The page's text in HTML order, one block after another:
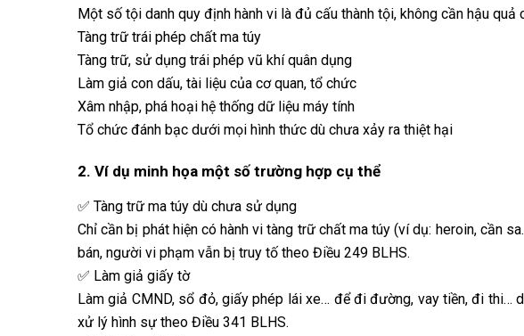
Một số tội danh quy định hành vi là đủ cấu thành tội, không cần hậu quả
Tàng trữ trái phép chất ma túy
Tàng trữ, sử dụng trái phép vũ khí quân dụng
Làm giả con dấu, tài liệu của cơ quan, tổ chức
Xâm nhập, phá hoại hệ thống dữ liệu máy tính
Tổ chức đánh bạc dưới mọi hình thức dù chưa xảy ra thiệt hại
2. Ví dụ minh họa một số trường hợp cụ thể
✅ Tàng trữ ma túy dù chưa sử dụng
Chỉ cần bị phát hiện có hành vi tàng trữ chất ma túy (ví dụ: heroin, cần
bán, người vi phạm vẫn bị truy tố theo Điều 249 BLHS.
✅ Làm giả giấy tờ
Làm giả CMND, sổ đỏ, giấy phép lái xe… để đi đường, vay tiền, đi thi…
xử lý hình sự theo Điều 341 BLHS.